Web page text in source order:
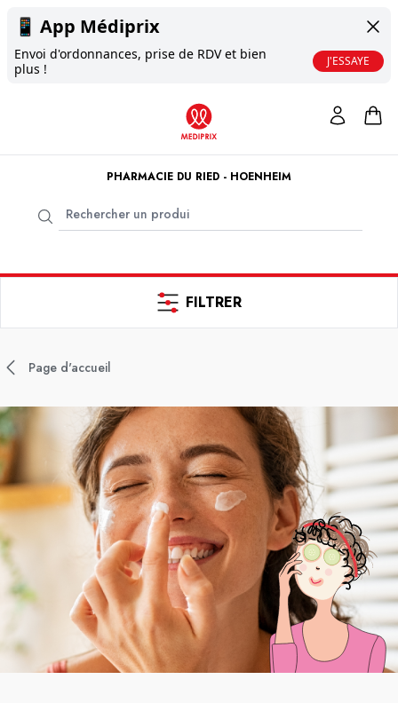
📱 App Médiprix
Envoi d'ordonnances, prise de RDV et bien
plus !
J'ESSAYE
PHARMACIE DU RIED - HOENHEIM
FILTRER
Page d'accueil